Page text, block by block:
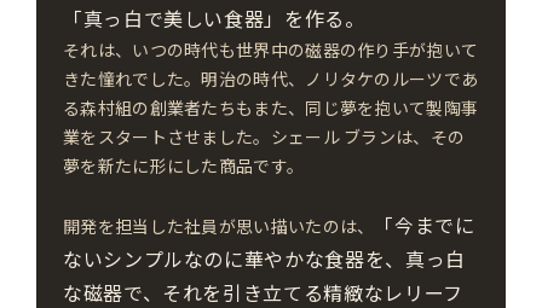
「真っ白で美しい食器」を作る。
それは、いつの時代も世界中の磁器の作り手が抱いて
きた憧れでした。明治の時代、ノリタケのルーツであ
る森村組の創業者たちもまた、同じ夢を抱いて製陶事
業をスタートさせました。シェール ブランは、その
夢を新たに形にした商品です。
開発を担当した社員が思い描いたのは、
「今までに
ないシンプルなのに華やかな食器を、真っ白
な磁器で、それを引き立てる精緻なレリーフ